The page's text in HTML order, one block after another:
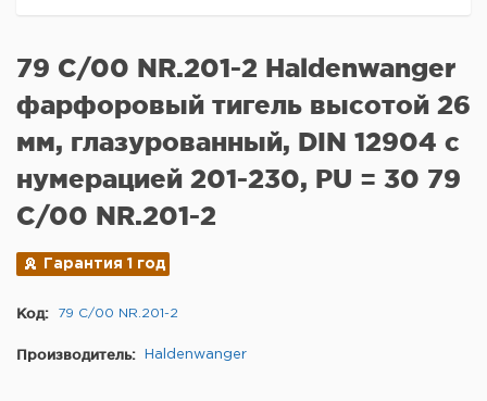
79 C/00 NR.201-2 Haldenwanger
фарфоровый тигель высотой 26
мм, глазурованный, DIN 12904 с
нумерацией 201-230, PU = 30 79
C/00 NR.201-2
Гарантия 1 год
Код: 79 C/00 NR.201-2
Производитель: Haldenwanger